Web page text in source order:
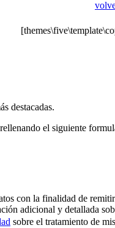
destacadas.
el siguiente
con la finalidad de
adicional y detallada
sobre el tratamiento de